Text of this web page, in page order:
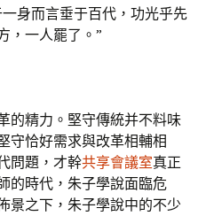
身而言垂于百代，功光乎先
，一人罷了。”
的精力。堅守傳統并不料味
守恰好需求與改革相輔相
問題，才幹共享會議室真正
的時代，朱子學說面臨危
景之下，朱子學說中的不少